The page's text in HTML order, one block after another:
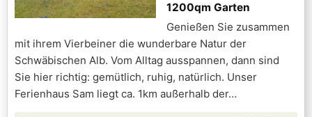
1200qm Garten
Genießen Sie zusammen
mit ihrem Vierbeiner die wunderbare Natur der
Schwäbischen Alb. Vom Alltag ausspannen, dann sind
Sie hier richtig: gemütlich, ruhig, natürlich. Unser
Ferienhaus Sam liegt ca. 1km außerhalb der